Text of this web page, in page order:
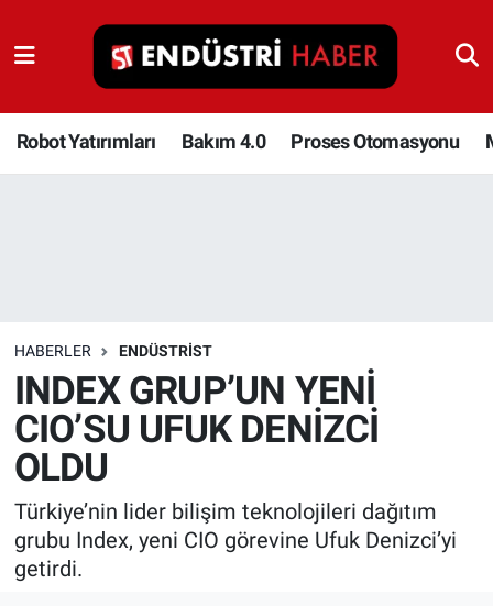
Robot Yatırımları Bakım 4.0 Proses Otomasyonu
HABERLER ENDÜSTRIST
INDEX GRUP’UN YENİ
CIO’SU UFUK DENİZCİ
OLDU
Türkiye’nin lider bilişim teknolojileri dağıtım
grubu Index, yeni CIO görevine Ufuk Denizci’yi
getirdi.
Robot Yatırımları
Bakım 4.0
Depolama Çözümleri
İnşaat ve Malzeme
HaberOrtak
EndüstriST